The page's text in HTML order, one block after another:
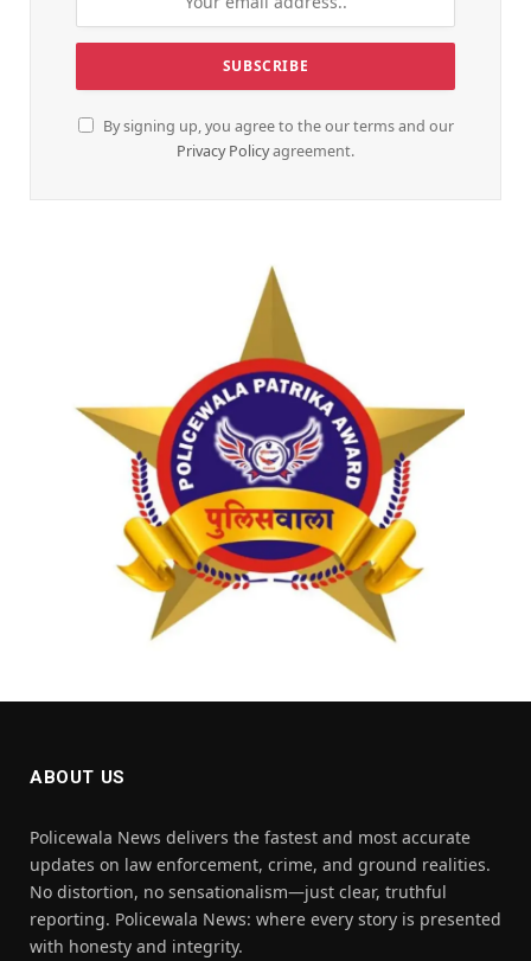
By signing up, you agree to the our terms and our
Privacy Policyagreement.
ABOUT US
Policewala News delivers the fastest and most accurate
updates on law enforcement, crime, and ground realities.
No distortion, no sensationalism—just clear, truthful
reporting. Policewala News: where every story is presented
with honesty and integrity.